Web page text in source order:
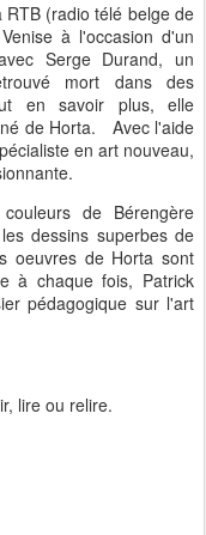
(radio télé belge de
à l'occasion d'un
Serge Durand, un
mort dans des
en savoir plus, elle
de Horta. Avec l'aide
en art nouveau,
de Bérengère
dessins superbes de
oeuvres de Horta sont
à chaque fois, Patrick
pédagogique sur l'art
lire ou relire.